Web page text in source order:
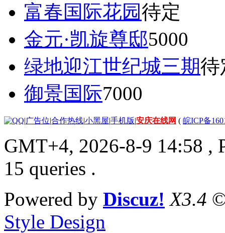
富春国际花园待定
金元·凯旋尊邸5000
绿地迎江世纪城三期待
御景国际7000
|广告位|合作热线|小黑屋|手机版|安庆在线网 ( 皖ICP备
GMT+4, 2026-8-9 14:58 ,
15 queries .
Powered by Discuz! X3.4
Style Design